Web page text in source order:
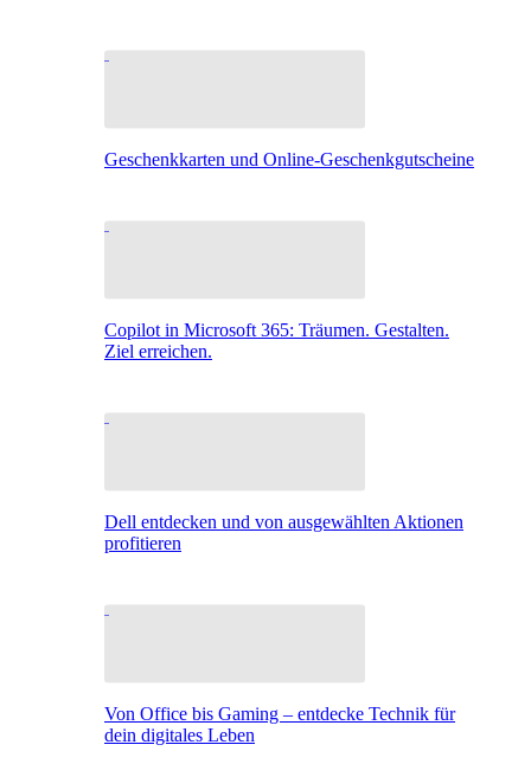
Geschenkkarten und Online-Geschenkgutscheine
Copilot in Microsoft 365: Träumen. Gestalten.
Ziel erreichen.
Dell entdecken und von ausgewählten Aktionen
profitieren
Von Office bis Gaming – entdecke Technik für
dein digitales Leben